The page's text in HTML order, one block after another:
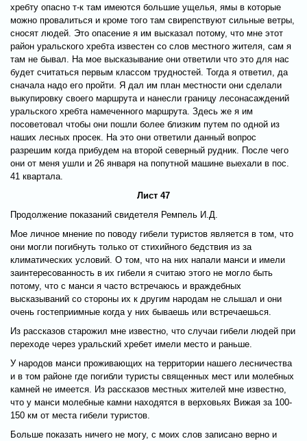
хребту опасно т-к там имеются большие ущелья, ямы в которые
можно провалиться и кроме того там свирепствуют сильные ветры,
сносят людей. Это опасение я им высказал потому, что мне этот
район уральского хребта известен со слов местного жителя, сам я
там не бывал. На мое высказывание они ответили что это для нас
будет считаться первым классом трудностей. Тогда я ответил, да
сначала надо его пройти. Я дал им план местности они сделали
выкупировку своего маршрута и нанесли границу лесонасаждений
уральского хребта намеченного маршрута. Здесь же я им
посоветовал чтобы они пошли более близким путем по одной из
наших лесных просек. На это они ответили данный вопрос
разрешим когда прибудем на второй северный рудник. После чего
они от меня ушли и 26 января на попутной машине выехали в пос.
41 квартала.
Лист 47
Продолжение показаний свидетеля Ремпель И.Д.
Мое личное мнение по поводу гибели туристов является в том, что
они могли погибнуть только от стихийного бедствия из за
климатических условий. О том, что на них напали манси и имели
заинтересованность в их гибели я считаю этого не могло быть
потому, что с манси я часто встречаюсь и враждебных
высказываний со стороны их к другим народам не слышал и они
очень гостеприимные когда у них бываешь или встречаешься.
Из рассказов старожил мне известно, что случаи гибели людей при
переходе через уральский хребет имели место и раньше.
У народов манси проживающих на территории нашего лесничества
и в том районе где погибли туристы священных мест или молебных
камней не имеется. Из рассказов местных жителей мне известно,
что у манси молебные камни находятся в верховьях Вижая за 100-
150 км от места гибели туристов.
Больше показать ничего не могу, с моих слов записано верно и